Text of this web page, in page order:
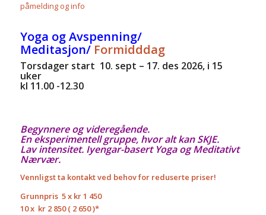
påmelding og info
Yoga og Avspenning/
Meditasjon/ Formidddag
Torsdager start 10. sept – 17. des 2026, i 15
uker
kl 11.00 -12.30
Begynnere og videregående.
En eksperimentell gruppe, hvor alt kan SKJE.
Lav intensitet. Iyengar-basert Yoga og Meditativt
Nærvær.
Vennligst ta kontakt ved behov for reduserte priser!
Grunnpris 5 x kr 1 450
10 x kr 2 850 ( 2 650 )*